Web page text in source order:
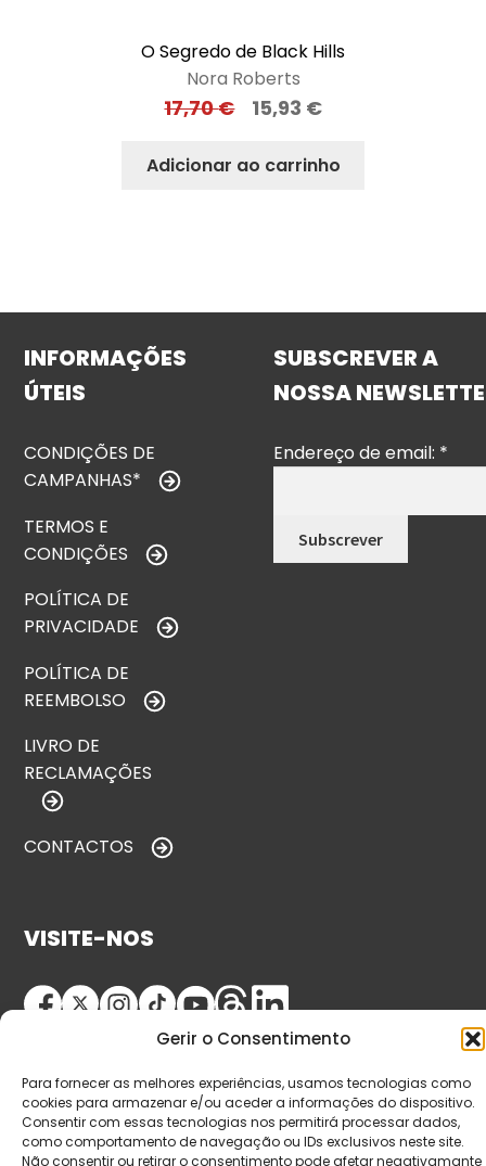
Gerir o Consentimento
Para fornecer as melhores experiências, usamos tecnologias como
cookies para armazenar e/ou aceder a informações do dispositivo.
Consentir com essas tecnologias nos permitirá processar dados,
como comportamento de navegação ou IDs exclusivos neste site.
Não consentir ou retirar o consentimento pode afetar negativamante
O Segredo de Black Hills
Nora Roberts
17,70€ 15,93 €
Adicionar ao carrinho
INFORMAÇÕES
ÚTEIS
CONDIÇÕES DE
CAMPANHAS*
TERMOS E
CONDIÇÕES
POLÍTICA DE
PRIVACIDADE
POLÍTICA DE
REEMBOLSO
LIVRO DE
RECLAMAÇÕES
CONTACTOS
SUBSCREVER A
NOSSA
Endereço de email: *
VISITE-NOS
© Copyright 2026 Saída de Emergência. Todos os